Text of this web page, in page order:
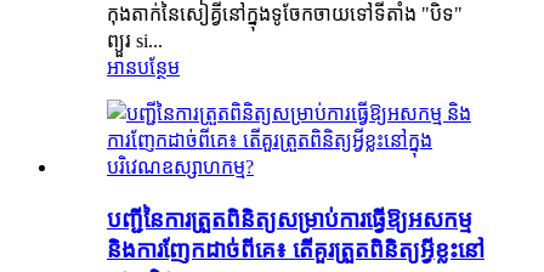
កុងតាក់នៃសៀគ្វីនៅក្នុងទូចែកចាយទៅទីតាំង "បិទ"
ព្យួរ si...
អានបន្ថែម
បញ្ជីនៃការត្រួតពិនិត្យសម្រាប់ការធ្វើឱ្យអសកម្ម
និងការញែកដាច់ពីគេ៖ តើគួរត្រួតពិនិត្យអ្វីខ្លះនៅ